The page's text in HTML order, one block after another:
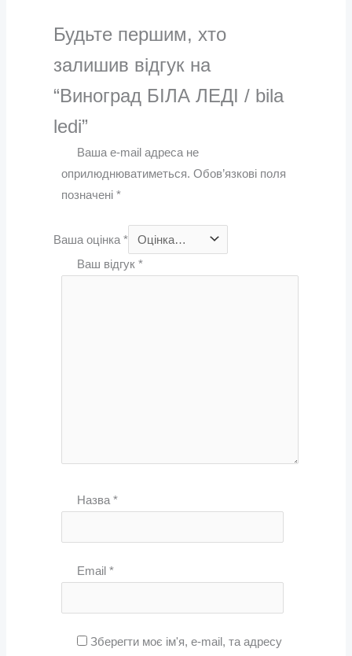
Будьте першим, хто
залишив відгук на
“Виноград БІЛА ЛЕДІ / bila
ledi”
Ваша e-mail адреса не
оприлюднюватиметься. Обов’язкові поля
позначені*
Ваша оцінка*
Ваш відгук*
Назва*
Email*
Зберегти моє ім'я, e-mail, та адресу